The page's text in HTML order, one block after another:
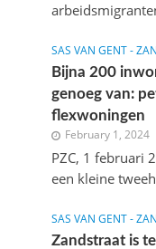
SAS VAN GENT -
Bijna 200
genoeg van:
flexwoningen
February 1, 2024
PZC, 1 februari
een kleine
SAS VAN GENT -
Zandstraat is